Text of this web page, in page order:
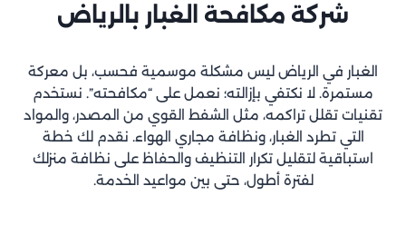
شركة مكافحة الغبار بالرياض
الغبار في الرياض ليس مشكلة موسمية فحسب، بل معركة
مستمرة. لا نكتفي بإزالته؛ نعمل على “مكافحته”. نستخدم
تقنيات تقلل تراكمه، مثل الشفط القوي من المصدر، والمواد
التي تطرد الغبار، ونظافة مجاري الهواء. نقدم لك خطة
استباقية لتقليل تكرار التنظيف والحفاظ على نظافة منزلك
لفترة أطول، حتى بين مواعيد الخدمة.